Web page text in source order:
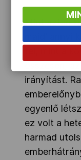
Mint aztán
majd' annyi
fel, mint a
irányítást.
egyenlő
ez volt a
harmad